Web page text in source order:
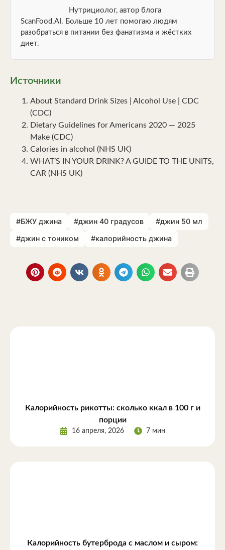
Нутрициолог, автор блога
ScanFood.AI. Больше 10 лет помогаю людям
разобраться в питании без фанатизма и жёстких
диет.
Источники
About Standard Drink Sizes | Alcohol Use | CDC
(CDC)
Dietary Guidelines for Americans 2020 — 2025
Make (CDC)
Calories in alcohol (NHS UK)
WHAT’S IN YOUR DRINK? A GUIDE TO THE UNITS,
CAR (NHS UK)
#БЖУ джина #джин 40 градусов
#джин 50 мл
#джин с тоником
#калорийность джина
Калорийность рикотты: сколько ккал в 100 г и
порции
16 апреля, 2026 7 мин
Калорийность бутерброда с маслом и сыром: